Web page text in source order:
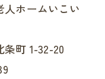
ホームいこい
町 1-32-20